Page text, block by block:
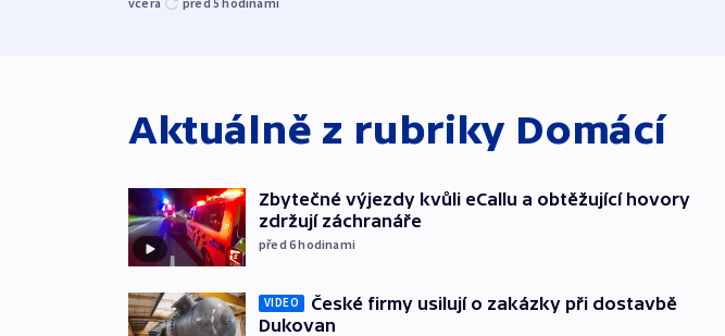
Aktuálně z rubriky Domácí
Zbytečné výjezdy kvůli eCallu a obtěžující hovory
zdržují záchranáře
před 6hodinami
VIDEO
České firmy usilují o zakázky při dostavbě
Dukovan